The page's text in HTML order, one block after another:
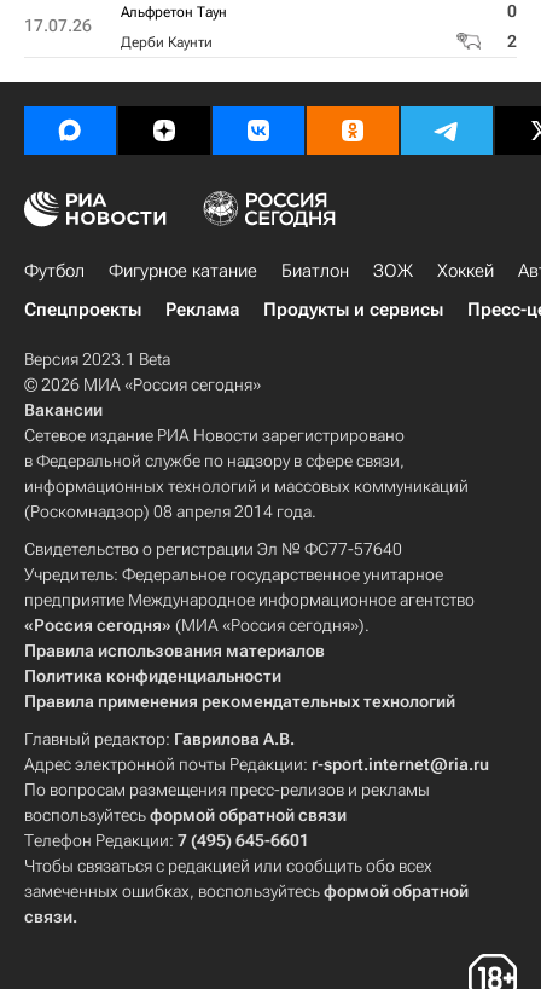
17.07.26
Альфретон Таун 0
Дерби Каунти 2
Футбол Фигурное катание Биатлон ЗОЖ Хоккей
Спецпроекты
Реклама Продукты и сервисы Пресс-
Версия 2023.1 Beta
© 2026 МИА «Россия сегодня»
Вакансии
Сетевое издание РИА Новости зарегистрировано
в Федеральной службе по надзору в сфере связи,
информационных технологий и массовых коммуникаций
(Роскомнадзор) 08 апреля 2014 года.
Свидетельство о регистрации Эл № ФС77-57640
Учредитель: Федеральное государственное унитарное
предприятие Международное информационное агентство
«Россия сегодня» (МИА «Россия сегодня»).
Правила использования материалов
Политика конфиденциальности
Правила применения рекомендательных технологий
Главный редактор: Гаврилова А.В.
Адрес электронной почты Редакции: r-sport.internet@ria.ru
По вопросам размещения пресс-релизов и рекламы
воспользуйтесьформой обратной связи
Телефон Редакции: 7 (495) 645-6601
Чтобы связаться с редакцией или сообщить обо всех
замеченных ошибках, воспользуйтесьформой обратной
связи.